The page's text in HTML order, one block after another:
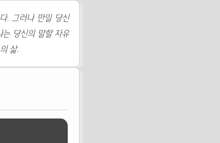
. 그러나 만일 당신
는 당신의 말할 자유
삶.